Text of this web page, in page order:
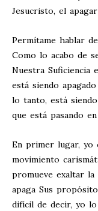
Jesucristo, el
Permítame hablar
Como lo acabo de
Nuestra Suficiencia
está siendo
lo tanto, está
que está pasando
En primer lugar, yo
movimiento
promueve exaltar
apaga Sus
difícil de decir, yo